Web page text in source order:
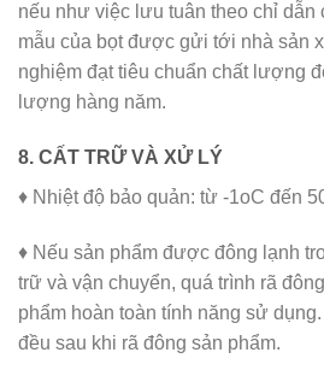
nếu như việc lưu tuân theo chỉ dẫn
mẫu của bọt được gửi tới nhà sản
nghiệm đạt tiêu chuẩn chất lượng
lượng hàng năm.
8. CẤT TRỮ VÀ XỬ LÝ
♦ Nhiệt độ bảo quản: từ -1oC đến
♦ Nếu sản phẩm được đông lạnh
trữ và vận chuyển, quá trình rã
phẩm hoàn toàn tính năng sử
đều sau khi rã đông sản phẩm.